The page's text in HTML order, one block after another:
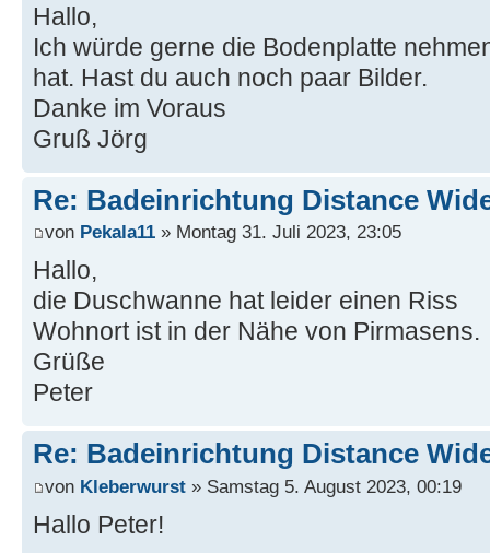
Hallo,
Ich würde gerne die Bodenplatte
hat. Hast du auch noch paar Bilder.
Danke im Voraus
Gruß Jörg
Re: Badeinrichtung Distance
von Pekala11 » Montag 31. Juli 2023, 23:05
Hallo,
die Duschwanne hat leider einen Riss
Wohnort ist in der Nähe von Pirmasens.
Grüße
Peter
Re: Badeinrichtung Distance
von Kleberwurst » Samstag 5. August 2023, 00:19
Hallo Peter!